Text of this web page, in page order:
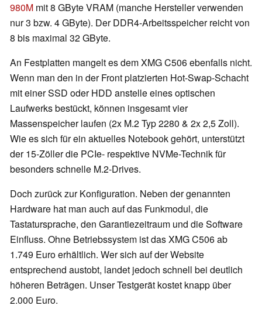
980M mit 8 GByte VRAM (manche Hersteller verwenden
nur 3 bzw. 4 GByte). Der DDR4-Arbeitsspeicher reicht von
8 bis maximal 32 GByte.
An Festplatten mangelt es dem XMG C506 ebenfalls nicht.
Wenn man den in der Front platzierten Hot-Swap-Schacht
mit einer SSD oder HDD anstelle eines optischen
Laufwerks bestückt, können insgesamt vier
Massenspeicher laufen (2x M.2 Typ 2280 & 2x 2,5 Zoll).
Wie es sich für ein aktuelles Notebook gehört, unterstützt
der 15-Zöller die PCIe- respektive NVMe-Technik für
besonders schnelle M.2-Drives.
Doch zurück zur Konfiguration. Neben der genannten
Hardware hat man auch auf das Funkmodul, die
Tastatursprache, den Garantiezeitraum und die Software
Einfluss. Ohne Betriebssystem ist das XMG C506 ab
1.749 Euro erhältlich. Wer sich auf der Website
entsprechend austobt, landet jedoch schnell bei deutlich
höheren Beträgen. Unser Testgerät kostet knapp über
2.000 Euro.